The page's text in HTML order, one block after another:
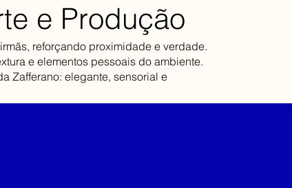
e Produção
reforçando proximidade e verdade.
e elementos pessoais do ambiente.
Zafferano: elegante, sensorial e